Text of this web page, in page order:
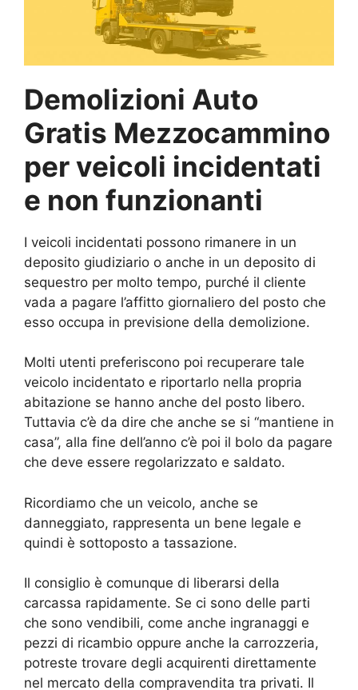
Demolizioni Auto
Gratis Mezzocammino
per veicoli incidentati
e non funzionanti
I veicoli incidentati possono rimanere in un
deposito giudiziario o anche in un deposito di
sequestro per molto tempo, purché il cliente
vada a pagare l’affitto giornaliero del posto che
esso occupa in previsione della demolizione.
Molti utenti preferiscono poi recuperare tale
veicolo incidentato e riportarlo nella propria
abitazione se hanno anche del posto libero.
Tuttavia c’è da dire che anche se si “mantiene in
casa”, alla fine dell’anno c’è poi il bolo da pagare
che deve essere regolarizzato e saldato.
Ricordiamo che un veicolo, anche se
danneggiato, rappresenta un bene legale e
quindi è sottoposto a tassazione.
Il consiglio è comunque di liberarsi della
carcassa rapidamente. Se ci sono delle parti
che sono vendibili, come anche ingranaggi e
pezzi di ricambio oppure anche la carrozzeria,
potreste trovare degli acquirenti direttamente
nel mercato della compravendita tra privati. Il